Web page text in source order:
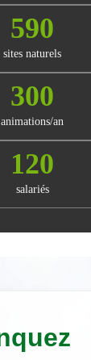
590
sites naturels
300
animations/an
120
salariés